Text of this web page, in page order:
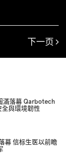
下一页
滿落幕 Qarbotech
與環境韌性
幕 信标生医以前瞻